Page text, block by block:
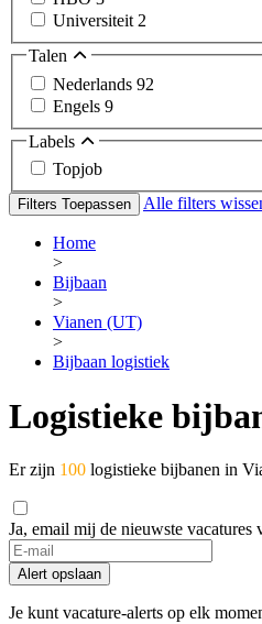
Universiteit 2
Talen
Nederlands 92
Engels 9
Labels
Topjob
Filters Toepassen Alle filters
Home
>
Bijbaan
>
Vianen (UT)
>
Bijbaan logistiek
Logistieke
Er zijn 100 logistieke bijbanen in
Ja, email mij de nieuwste vacatures
If
you
are
a
Alert opslaan
Je kunt vacature-alerts op elk